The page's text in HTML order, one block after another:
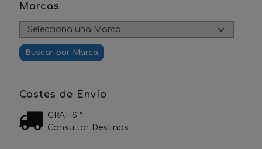
Marcas
Costes de Envío
GRATIS *
Consultar Destinos